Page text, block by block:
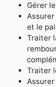
Gérer
et le
Traiter
Traiter